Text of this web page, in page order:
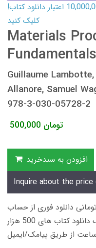
کارت اعتباری کتاب دانلود با 10,000,000 اعتبار دانلود کتاب!
کلیک کنید
Materials
Guillaume
Allanore, Samuel
978-3-030-05728-2
500,000 تومان
افزودن به سبدخرید
Inquire about the
کتاب های 600 هزار تومانی دانلود فوری از حساب
کاربری می باشد، و زمان تحویل لینک دانلود کتاب های 500 هزار